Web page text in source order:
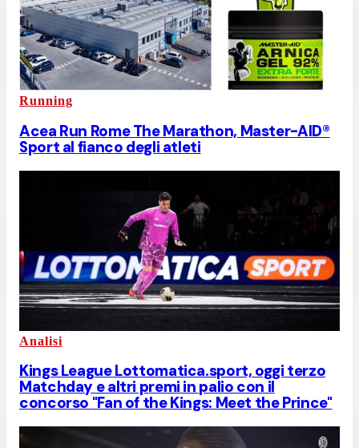
Running
Acea Run Rome The Marathon, Master-AID®
Sport al fianco degli atleti
Analisi
Kings League Lottomatica.sport, oggi terzo
Matchday e altri premi in palio con il
concorso "Fan of the Kings: Meet the Prince"